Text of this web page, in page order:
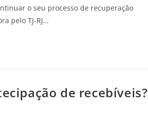
o seu processo de recuperação
pelo TJ-RJ…
de recebíveis?